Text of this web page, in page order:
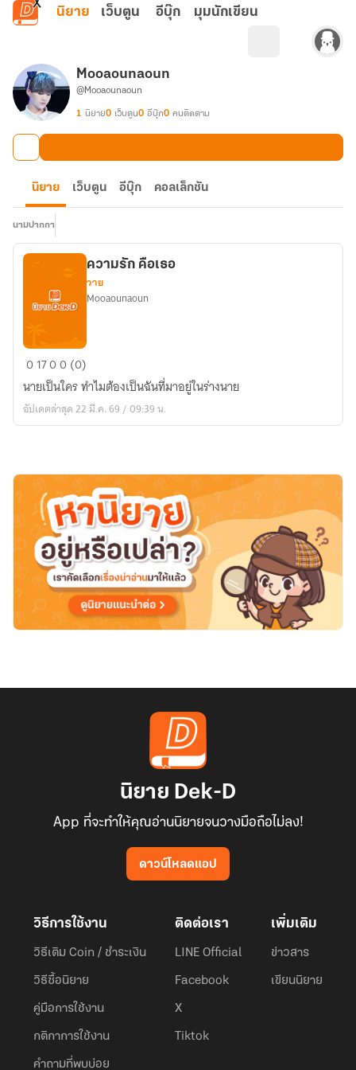
ข้ามไปยังเนื้อหาหลัก
นิยาย เว็บตูน อีบุ๊ก มุมนักเขียน
Mooaounaoun
@Mooaounaoun
1 นิยาย0 เว็บตูน0 อีบุ๊ก0 คนติดตาม
นิยาย เว็บตูน อีบุ๊ก คอลเล็กชัน
นามปากกา
ความ
คือ
เธอ
ความรัก คือเธอ
วาย
Mooaounaoun
01700 (0)
นายเป็นใคร ทำไมต้องเป็นฉันที่มาอยู่ในร่างนาย
อัปเดตล่าสุด 22 มี.ค. 69 / 09:39 น.
นิยาย Dek-D
App ที่จะทำให้คุณอ่านนิยายจนวางมือถือไม่ลง!
ดาวน์โหลดแอป
วิธีการใช้งาน
วิธีเติม Coin / ชำระเงิน
วิธีซื้อนิยาย
คู่มือการใช้งาน
กติกาการใช้งาน
คำถามที่พบบ่อย
ติดต่อเรา
LINE Official
Facebook
X
Tiktok
เพิ่มเติม
ข่าวสาร
เขียนนิยาย